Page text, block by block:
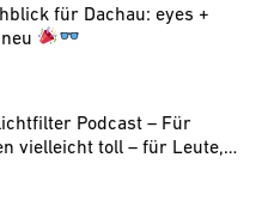
für Dachau: eyes +
Podcast – Für
vielleicht toll – für Leute,